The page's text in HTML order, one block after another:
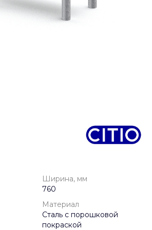
Ширина, мм
760
Материал
Сталь с порошковой
покраской